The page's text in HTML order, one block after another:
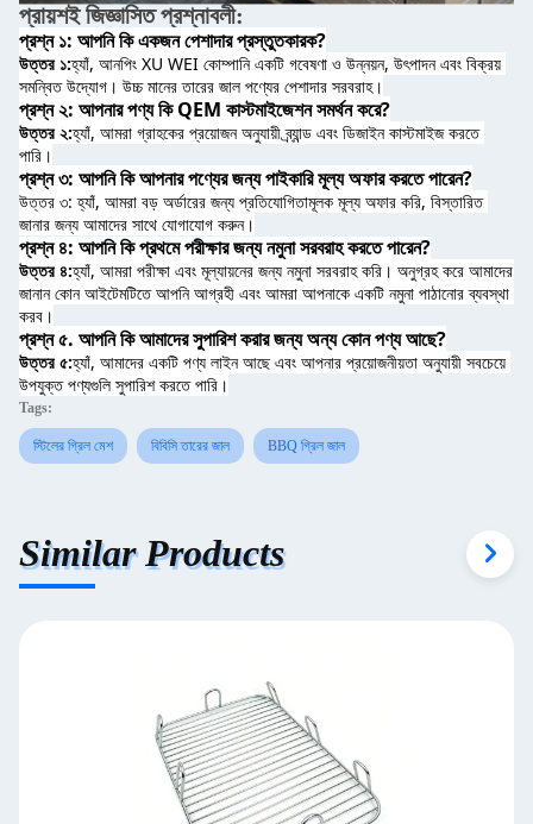
প্রায়শই জিজ্ঞাসিত প্রশ্নাবলী:
প্রশ্ন ১: আপনি কি একজন পেশাদার প্রস্তুতকারক?
উত্তর ১:হ্যাঁ, আনপিং XU WEI কোম্পানি একটি গবেষণা ও উন্নয়ন, উৎপাদন এবং বিক্রয়
সমন্বিত উদ্যোগ। উচ্চ মানের তারের জাল পণ্যের পেশাদার সরবরাহ।
প্রশ্ন ২: আপনার পণ্য কি QEM কাস্টমাইজেশন সমর্থন করে?
উত্তর ২:হ্যাঁ, আমরা গ্রাহকের প্রয়োজন অনুযায়ী ব্র্যান্ড এবং ডিজাইন কাস্টমাইজ করতে
পারি।
প্রশ্ন ৩: আপনি কি আপনার পণ্যের জন্য পাইকারি মূল্য অফার করতে পারেন?
উত্তর ৩: হ্যাঁ, আমরা বড় অর্ডারের জন্য প্রতিযোগিতামূলক মূল্য অফার করি, বিস্তারিত
জানার জন্য আমাদের সাথে যোগাযোগ করুন।
প্রশ্ন ৪: আপনি কি প্রথমে পরীক্ষার জন্য নমুনা সরবরাহ করতে পারেন?
উত্তর ৪:হ্যাঁ, আমরা পরীক্ষা এবং মূল্যায়নের জন্য নমুনা সরবরাহ করি। অনুগ্রহ করে আমাদের
জানান কোন আইটেমটিতে আপনি আগ্রহী এবং আমরা আপনাকে একটি নমুনা পাঠানোর ব্যবস্থা
করব।
প্রশ্ন ৫. আপনি কি আমাদের সুপারিশ করার জন্য অন্য কোন পণ্য আছে?
উত্তর ৫:হ্যাঁ, আমাদের একটি পণ্য লাইন আছে এবং আপনার প্রয়োজনীয়তা অনুযায়ী সবচেয়ে
উপযুক্ত পণ্যগুলি সুপারিশ করতে পারি।
Tags:
স্টিলের গ্রিল মেশ বিবিসি তারের জাল BBQ গ্রিল জাল
Similar Products